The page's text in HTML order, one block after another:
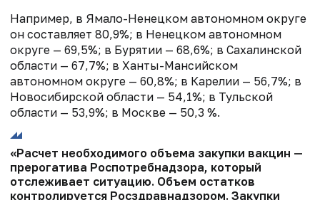
Например, в Ямало-Ненецком автономном округе
он составляет 80,9%; в Ненецком автономном
округе — 69,5%; в Бурятии — 68,6%; в Сахалинской
области — 67,7%; в Ханты-Мансийском
автономном округе — 60,8%; в Карелии — 56,7%; в
Новосибирской области — 54,1%; в Тульской
области — 53,9%; в Москве — 50,3 %.
«Расчет необходимого объема закупки вакцин —
прерогатива Роспотребнадзора, который
отслеживает ситуацию. Объем остатков
контролируется Росздравнадзором. Закупки